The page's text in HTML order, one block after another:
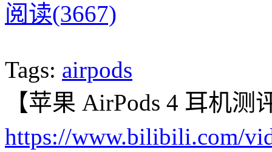
阅读(3667)
Tags: airpods
【苹果 AirPods 4 耳机测
https://www.bilibili.com/